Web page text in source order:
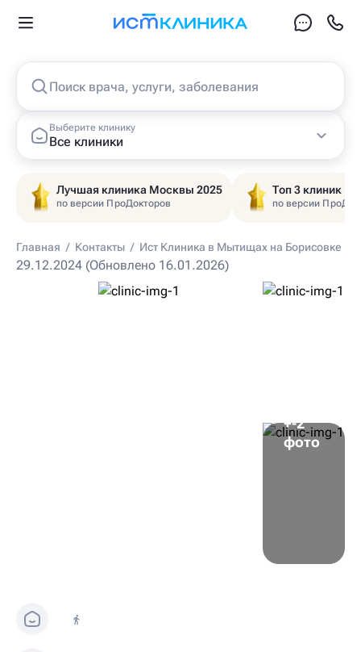
Поиск врача, услуги, заболевания
Выберите клинику
Все клиники
Лучшая клиника Москвы 2025
по версии ПроДокторов
Топ 3 клиник
по версии
Главная / Контакты / Ист Клиника в Мытищах на Борисовке
29.12.2024 (Обновлено 16.01.2026)
+-2
фото